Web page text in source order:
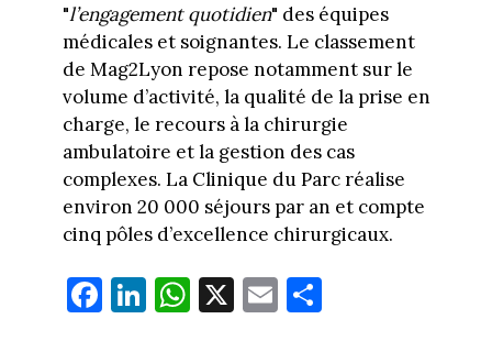
"l’engagement quotidien" des équipes
médicales et soignantes. Le classement
de Mag2Lyon repose notamment sur le
volume d’activité, la qualité de la prise en
charge, le recours à la chirurgie
ambulatoire et la gestion des cas
complexes. La Clinique du Parc réalise
environ 20 000 séjours par an et compte
cinq pôles d’excellence chirurgicaux.
Fa
ce
Li
nk
W
ha
X E
m
Pa